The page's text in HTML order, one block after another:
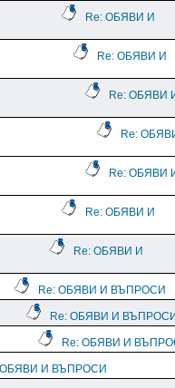
Re: ОБЯВИ И
Re: ОБЯВИ И
Re: ОБЯВИ
Re:
Re: ОБЯВИ
Re: ОБЯВИ И
Re: ОБЯВИ И
Re: ОБЯВИ И ВЪПРОСИ
Re: ОБЯВИ И
Re: ОБЯВИ И
ОБЯВИ И ВЪПРОСИ